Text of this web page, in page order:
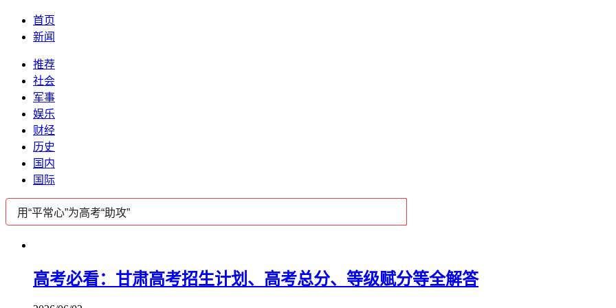
首页
新闻
推荐
社会
军事
娱乐
财经
历史
国内
国际
高考必看：甘肃高考招生计划、高考总分、等级赋分等全解答